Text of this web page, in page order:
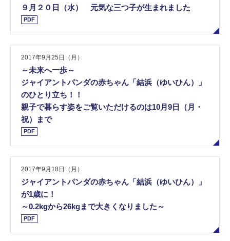
９月２０日（水） 元気な三つ子が生まれました
PDF
2017年9月25日（月）
～未来へ一歩～
ジャイアントパンダの赤ちゃん「結浜（ゆいひん）」
のひとり立ち！！
親子で暮らす姿をご覧いただけるのは10月9日（月・
祝）まで
PDF
2017年9月18日（月）
ジャイアントパンダの赤ちゃん「結浜（ゆいひん）」
が1歳に！
～0.2kgから26kgまで大きくなりました～
PDF